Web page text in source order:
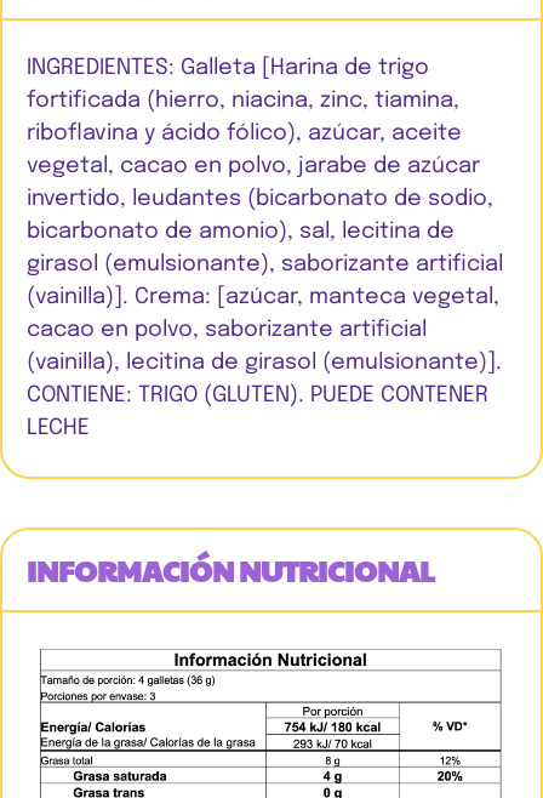
INGREDIENTES: Galleta [Harina de trigo
fortificada (hierro, niacina, zinc, tiamina,
riboflavina y ácido fólico), azúcar, aceite
vegetal, cacao en polvo, jarabe de azúcar
invertido, leudantes (bicarbonato de sodio,
bicarbonato de amonio), sal, lecitina de
girasol (emulsionante), saborizante artificial
(vainilla)]. Crema: [azúcar, manteca vegetal,
cacao en polvo, saborizante artificial
(vainilla), lecitina de girasol (emulsionante)].
CONTIENE: TRIGO (GLUTEN). PUEDE CONTENER
LECHE
INFORMACIÓN NUTRICIONAL